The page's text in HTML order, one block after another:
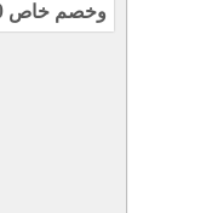
وخصم خاص 10% لفترة محدودة.